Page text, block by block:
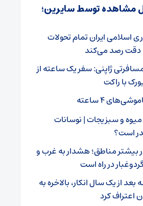
مشاهده توسط سایرین؛
اسلامی ایران تمام تحولات
دقت رصد می‌کند
ژاپنی: سفر یک ساعته از
با راکت
۴ ساعته
و سبزیجات | نوسانات
است؟
بیشتر مناطق؛ هشدار به غرب و
در راه است
ساله بعد از یک سال انکار، بالاخره به
اعتراف کرد